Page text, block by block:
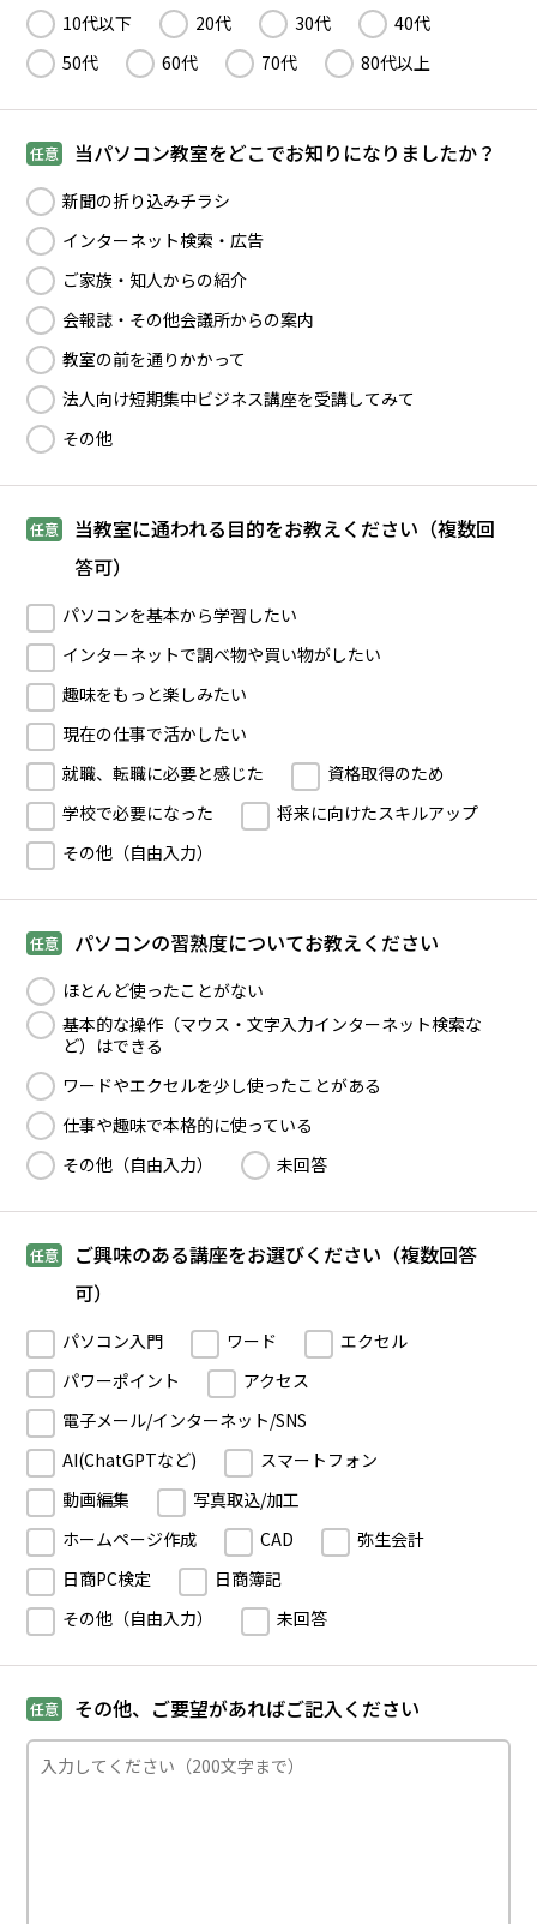
10代以下 20代 30代
40代
50代
60代 70代 80代以上
任意 当パソコン教室をどこでお知りになりましたか？
新聞の折り込みチラシ
インターネット検索・広告
ご家族・知人からの紹介
会報誌・その他会議所からの案内
教室の前を通りかかって
法人向け短期集中ビジネス講座を受講してみて
その他
任意
当教室に通われる目的をお教えください（複数回
答可）
パソコンを基本から学習したい
インターネットで調べ物や買い物がしたい
趣味をもっと楽しみたい
現在の仕事で活かしたい
就職、転職に必要と感じた
資格取得のため
学校で必要になった
将来に向けたスキルアップ
その他（自由入力）
任意 パソコンの習熟度についてお教えください
ほとんど使ったことがない
基本的な操作（マウス・文字入力インターネット検索な
ど）はできる
ワードやエクセルを少し使ったことがある
仕事や趣味で本格的に使っている
その他（自由入力）
未回答
任意
ご興味のある講座をお選びください（複数回答
可）
パソコン入門 ワード
エクセル
パワーポイント
アクセス
電子メール/インターネット/SNS
AI(ChatGPTなど)
スマートフォン
動画編集
写真取込/加工
ホームページ作成
CAD
弥生会計
日商PC検定
日商簿記
その他（自由入力）
未回答
その他、ご要望があればご記入ください
任意